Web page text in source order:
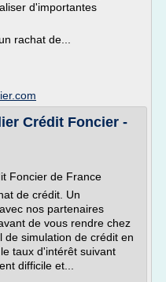
d'importantes
rachat de...
Crédit Foncier -
Foncier de France
de crédit. Un
nos partenaires
de vous rendre chez
de simulation de crédit en
taux d'intérêt suivant
difficile et...